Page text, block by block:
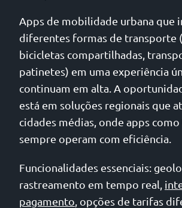
Apps de mobilidade urbana que
diferentes formas de transporte
bicicletas compartilhadas,
patinetes) em uma experiência
continuam em alta. A
está em soluções regionais que
cidades médias, onde apps
sempre operam com eficiência.
Funcionalidades essenciais:
rastreamento em tempo real,
pagamento , opções de tarifas